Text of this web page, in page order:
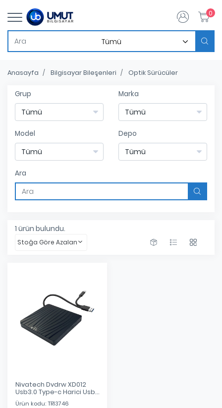
0
Anasayfa Bilgisayar Bileşenleri Optik Sürücüler
Grup Marka
Model Depo
Ara
1 ürün bulundu.
Stoğa Göre Azalan
Nivatech Dvdrw XD012
Usb3.0 Type-c Harici Usb
Dvd Rw
Ürün kodu: TR13746